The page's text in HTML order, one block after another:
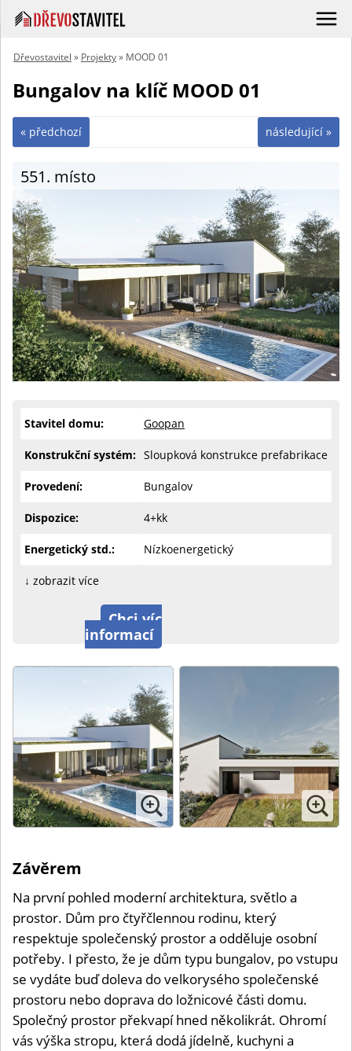
Dřevostavitel » Projekty» MOOD 01
Bungalov na klíč MOOD 01
následující »
« předchozí
551. místo
Stavitel domu: Goopan
Konstrukční systém: Sloupková konstrukce prefabrikace
Provedení: Bungalov
Dispozice: 4+kk
Energetický std.: Nízkoenergetický
↓ zobrazit více
Chci víc
informací
Závěrem
Na první pohled moderní architektura, světlo a
prostor. Dům pro čtyřčlennou rodinu, který
respektuje společenský prostor a odděluje osobní
potřeby. I přesto, že je dům typu bungalov, po vstupu
se vydáte buď doleva do velkorysého společenské
prostoru nebo doprava do ložnicové části domu.
Společný prostor překvapí hned několikrát. Ohromí
vás výška stropu, která dodá jídelně, kuchyni a